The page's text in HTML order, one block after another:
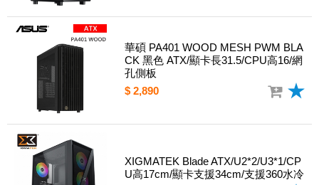
華碩 PA401 WOOD MESH PWM BLA
CK 黑色 ATX/顯卡長31.5/CPU高16/網
孔側板
$ 2,890
XIGMATEK Blade ATX/U2*2/U3*1/CP
U高17cm/顯卡支援34cm/支援360水冷